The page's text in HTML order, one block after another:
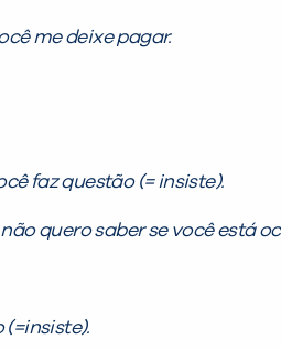
me deixe pagar.
faz questão (= insiste).
não quero saber se você está
(=insiste).